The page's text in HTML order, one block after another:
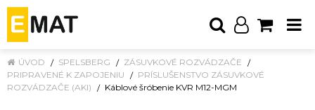
ÚVOD SPELSBERG
ZÁSUVKOVÉ ROZVÁDZAČE
PRIPRAVENÉ K ZAPOJENIU
PRÍSLUŠENSTVO ZÁSUVKOVÉ
ROZVÁDZAČE (AKI)
Káblové šróbenie KVR M12-MGM